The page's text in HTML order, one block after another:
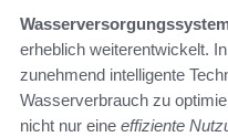
erheblich weiterentwickelt.
zunehmend intelligente
Wasserverbrauch zu
nicht nur eine effiziente